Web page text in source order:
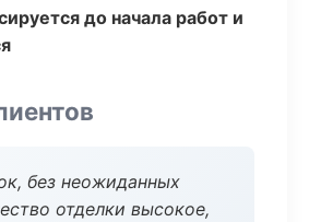
до начала работ и
без неожиданных
отделки высокое,